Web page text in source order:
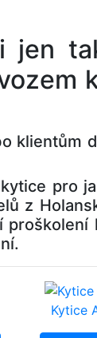
jen
klientům
pro
z
proškolení
Kytice